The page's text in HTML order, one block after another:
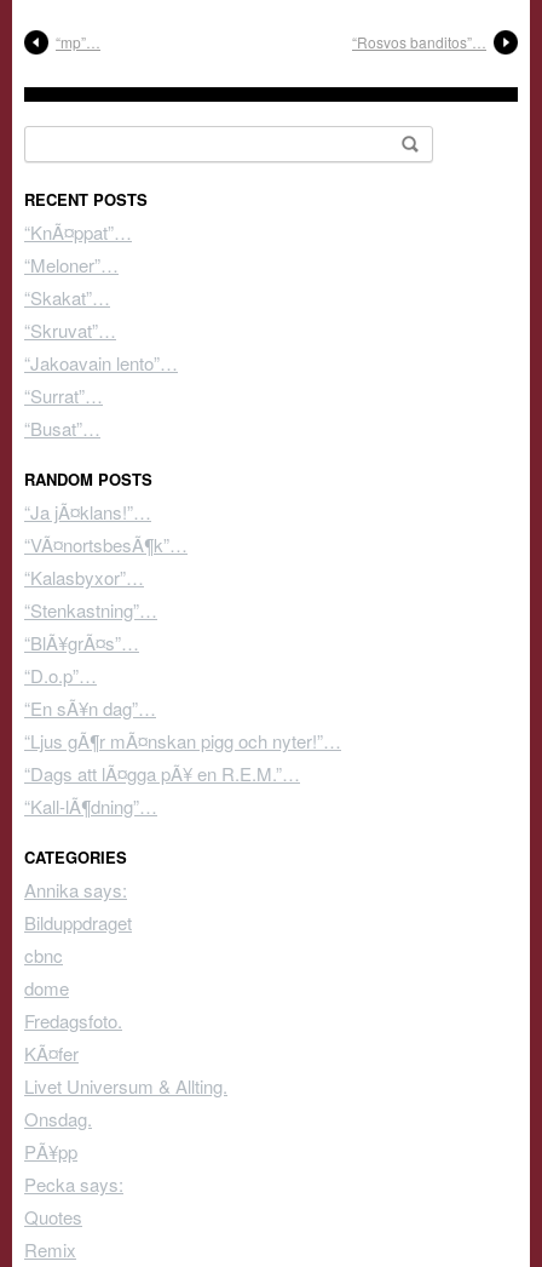
“mp”… “Rosvos banditos”…
RECENT POSTS
“KnÃ¤ppat”…
“Meloner”…
“Skakat”…
“Skruvat”…
“Jakoavain lento”…
“Surrat”…
“Busat”…
RANDOM POSTS
“Ja jÃ¤klans!”…
“VÃ¤nortsbesÃ¶k”…
“Kalasbyxor”…
“Stenkastning”…
“BlÃ¥grÃ¤s”…
“D.o.p”…
“En sÃ¥n dag”…
“Ljus gÃ¶r mÃ¤nskan pigg och nyter!”…
“Dags att lÃ¤gga pÃ¥ en R.E.M.”…
“Kall-lÃ¶dning”…
CATEGORIES
Annika says:
Bilduppdraget
cbnc
dome
Fredagsfoto.
KÃ¤fer
Livet Universum & Allting.
Onsdag.
PÃ¥pp
Pecka says:
Quotes
Remix